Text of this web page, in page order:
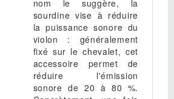
nom le suggère, la
sourdine vise à réduire
la puissance sonore du
violon : généralement
fixé sur le chevalet, cet
accessoire permet de
réduire l'émission
sonore de 20 à 80 %.